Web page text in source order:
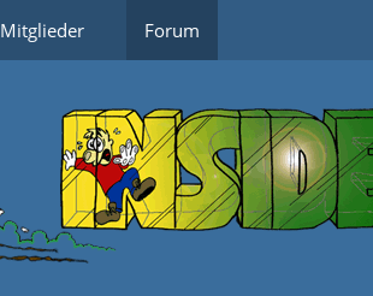
Mitglieder Forum